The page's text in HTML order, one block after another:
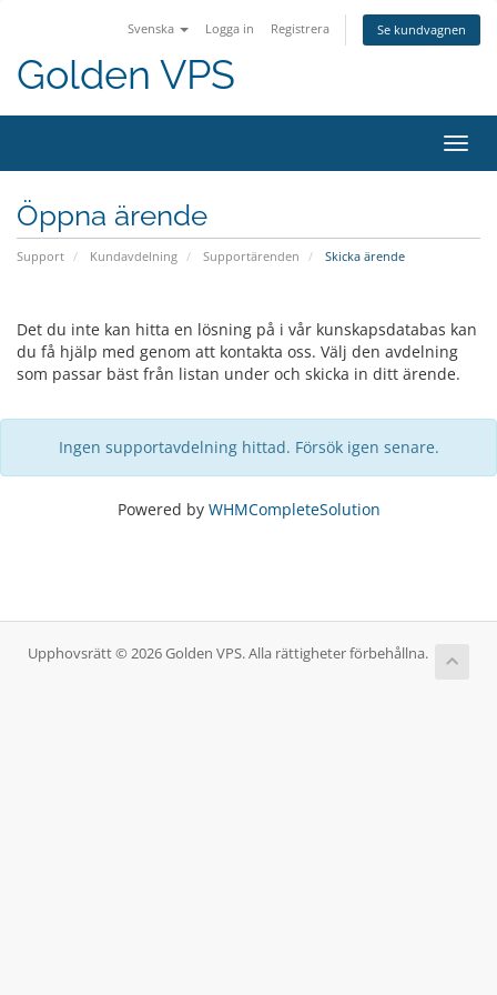
Svenska Logga in Registrera Se kundvagnen
Golden VPS
Växla
Öppna ärende
Support Kundavdelning Supportärenden Skicka ärende
Det du inte kan hitta en lösning på i vår kunskapsdatabas kan
du få hjälp med genom att kontakta oss. Välj den avdelning
som passar bäst från listan under och skicka in ditt ärende.
Ingen supportavdelning hittad. Försök igen senare.
Powered by WHMCompleteSolution
Upphovsrätt © 2026 Golden VPS. Alla rättigheter förbehållna.